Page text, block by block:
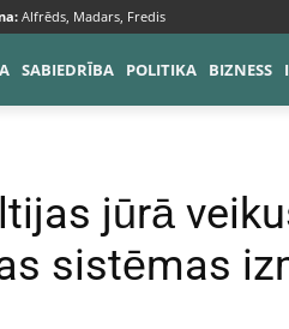
Alfrēds, Madars, Fredis
SABIEDRĪBA POLITIKA BIZNESS
jūrā
sistēmas